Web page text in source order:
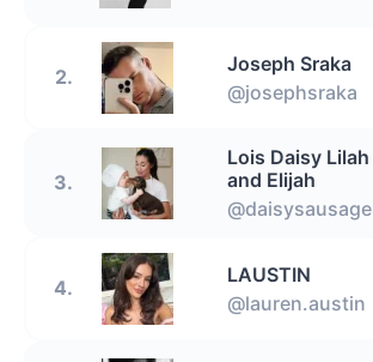
2.
Joseph Sraka
@josephsraka
3.
Lois Daisy Lilah
and Elijah
@daisysausage
4.
LAUSTIN
@lauren.austin